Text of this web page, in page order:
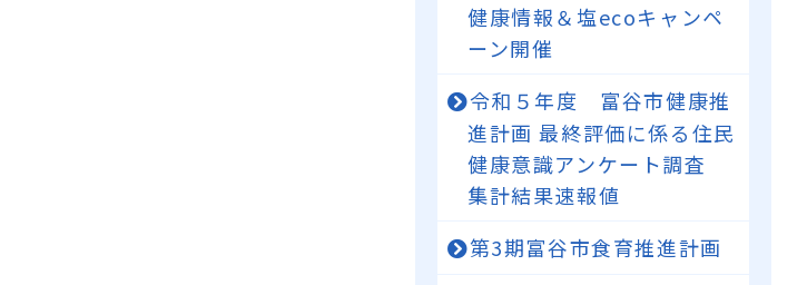
健康情報＆塩ecoキャンペ
ーン開催
令和５年度 富谷市健康推
進計画 最終評価に係る住民
健康意識アンケート調査
集計結果速報値
第3期富谷市食育推進計画